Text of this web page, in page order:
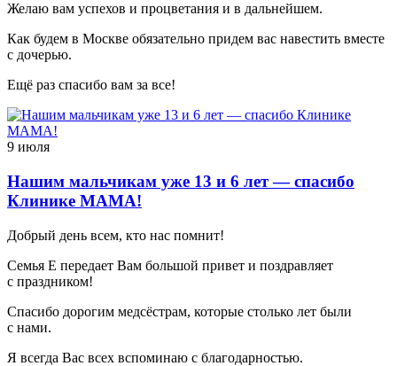
Желаю вам успехов и процветания и в дальнейшем.
Как будем в Москве обязательно придем вас навестить вместе
с дочерью.
Ещё раз спасибо вам за все!
9 июля
Нашим мальчикам уже 13 и 6 лет — спасибо
Клинике МАМА!
Добрый день всем, кто нас помнит!
Семья Е передает Вам большой привет и поздравляет
с праздником!
Спасибо дорогим медсёстрам, которые столько лет были
с нами.
Я всегда Вас всех вспоминаю с благодарностью.